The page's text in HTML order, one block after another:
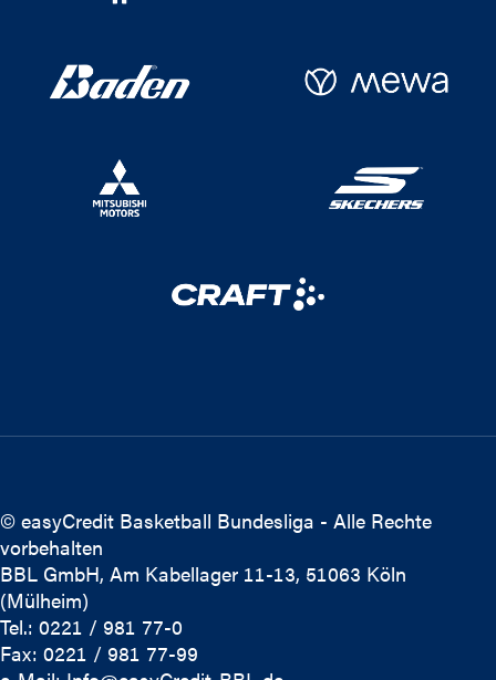
© easyCredit Basketball Bundesliga - Alle Rechte
vorbehalten
BBL GmbH, Am Kabellager 11-13, 51063 Köln
(Mülheim)
Tel.: 0221 / 981 77-0
Fax: 0221 / 981 77-99